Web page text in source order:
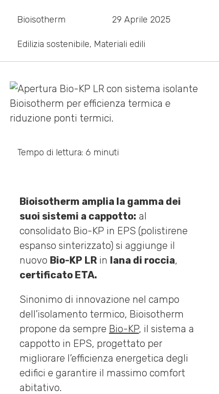
Bioisotherm 29 Aprile 2025
Edilizia sostenibile, Materiali edili
Tempo di lettura: 6 minuti
Bioisotherm amplia la gamma dei
suoi sistemi a cappotto: al
consolidato Bio-KP in EPS (polistirene
espanso sinterizzato) si aggiunge il
nuovo Bio-KP LR in lana di roccia,
certificato ETA.
Sinonimo di innovazione nel campo
dell’isolamento termico, Bioisotherm
propone da sempre Bio-KP, il sistema a
cappotto in EPS, progettato per
migliorare l’efficienza energetica degli
edifici e garantire il massimo comfort
abitativo.